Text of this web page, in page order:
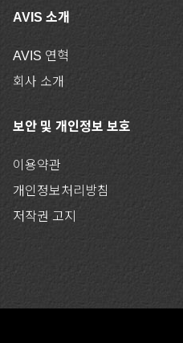
AVIS 소개
AVIS 연혁
회사 소개
보안 및 개인정보 보호
이용약관
개인정보처리방침
저작권 고지